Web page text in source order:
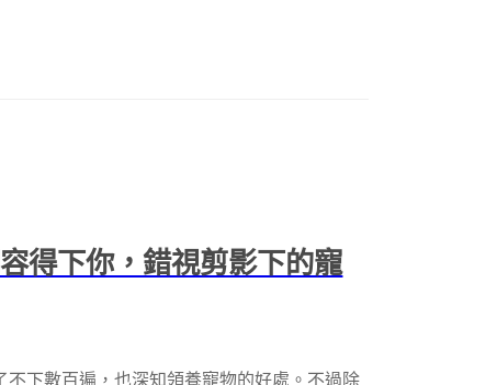
得下你，錯視剪影下的寵
不下數百遍，也深知領養寵物的好處。不過除